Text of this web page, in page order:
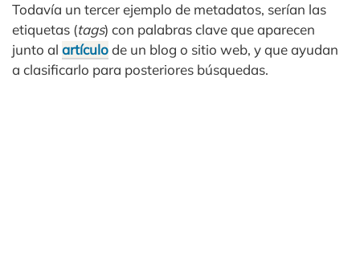
Todavía un tercer ejemplo de metadatos, serían las
etiquetas (tags) con palabras clave que aparecen
junto al artículode un blog o sitio web, y que ayudan
a clasificarlo para posteriores búsquedas.